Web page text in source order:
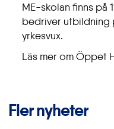
ME-skolan finns på
bedriver utbildning
yrkesvux.
Läs mer om Öppet
Fler nyheter